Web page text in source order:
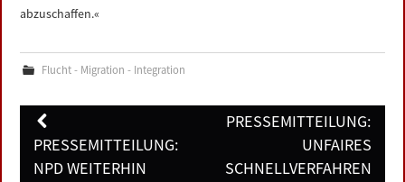
abzuschaffen.«
Flucht - Migration - Integration
Post
navigation
PRESSEMITTEILUNG:
NPD WEITERHIN
PRESSEMITTEILUNG:
UNFAIRES
SCHNELLVERFAHREN